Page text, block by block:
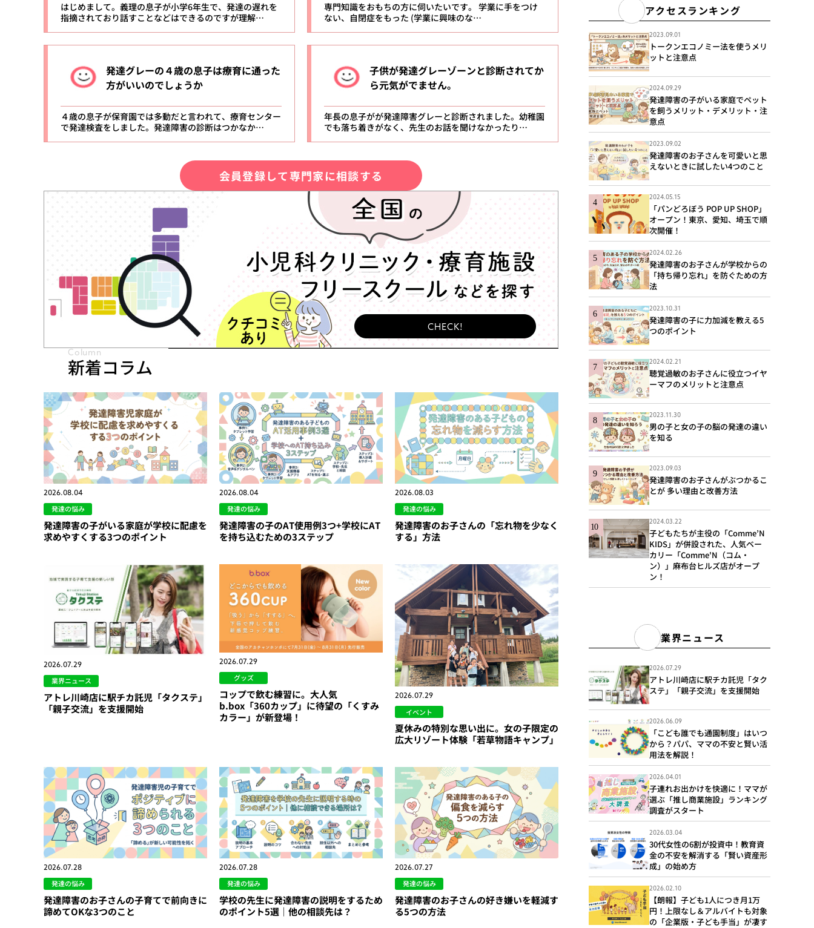
はじめまして。義理の息子が小学6年生で、発達の遅れを
指摘されており話すことなどはできるのですが理解…
専門知識をおもちの方に伺いたいです。 学業に手をつけ
ない、自閉症をもった (学業に興味のな…
発達グレーの４歳の息子は療育に通った
方がいいのでしょうか
４歳の息子が保育園では多動だと言われて、療育センター
で発達検査をしました。発達障害の診断はつかなか…
子供が発達グレーゾーンと診断されてか
ら元気がでません。
年長の息子がが発達障害グレーと診断されました。幼稚園
でも落ち着きがなく、先生のお話を聞けなかったり…
会員登録して専門家に相談する
Column
新着コラム
2026.08.04
発達の悩み
発達障害の子がいる家庭が学校に配慮を
求めやすくする3つのポイント
2026.08.04
発達の悩み
発達障害の子のAT使用例3つ+学校にAT
を持ち込むための3ステップ
2026.08.03
発達の悩み
発達障害のお子さんの「忘れ物を少なく
する」方法
2026.07.29
業界ニュース
アトレ川崎店に駅チカ託児「タクステ」
「親子交流」を支援開始
2026.07.29
グッズ
コップで飲む練習に。大人気
b.box「360カップ」に待望の「くすみ
カラー」が新登場！
2026.07.29
イベント
夏休みの特別な思い出に。女の子限定の
広大リゾート体験「若草物語キャンプ」
2026.07.28
発達の悩み
発達障害のお子さんの子育てで前向きに
諦めてOKな3つのこと
2026.07.28
発達の悩み
学校の先生に発達障害の説明をするため
のポイント5選｜他の相談先は？
2026.07.27
発達の悩み
発達障害のお子さんの好き嫌いを軽減す
る5つの方法
アクセスランキング
2023.09.01
トークンエコノミー法を使うメリ
ットと注意点
2024.09.29
発達障害の子がいる家庭でペット
を飼うメリット・デメリット・注
意点
2023.09.02
発達障害のお子さんを可愛いと思
えないときに試したい4つのこと
2024.05.15
「パンどろぼう POP UP SHOP」
オープン！東京、愛知、埼玉で順
次開催！
2024.02.26
発達障害のお子さんが学校からの
「持ち帰り忘れ」を防ぐための方
法
2023.10.31
発達障害の子に力加減を教える5
つのポイント
2024.02.21
聴覚過敏のお子さんに役立つイヤ
ーマフのメリットと注意点
2023.11.30
男の子と女の子の脳の発達の違い
を知る
2023.09.03
発達障害のお子さんがぶつかるこ
とが 多い理由と改善方法
2024.03.22
子どもたちが主役の「Comme’N
KIDS」が併設された、人気ベー
カリー「Comme'N（コム・
ン）」麻布台ヒルズ店がオープ
ン！
業界ニュース
2026.07.29
アトレ川崎店に駅チカ託児「タク
ステ」「親子交流」を支援開始
2026.06.09
「こども誰でも通園制度」はいつ
から？パパ、ママの不安と賢い活
用法を解説！
2026.04.01
子連れお出かけを快適に！ママが
選ぶ「推し商業施設」ランキング
調査がスタート
2026.03.04
30代女性の6割が投資中！教育資
金の不安を解消する「賢い資産形
成」の始め方
2026.02.10
【朗報】子ども1人につき月1万
円！上限なし＆アルバイトも対象
の「企業版・子ども手当」が凄す